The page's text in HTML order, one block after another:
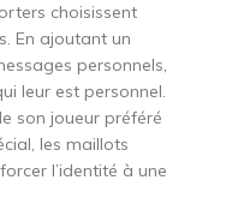
choisissent
En ajoutant un
personnels,
leur est personnel.
son joueur préféré
les maillots
l’identité à une